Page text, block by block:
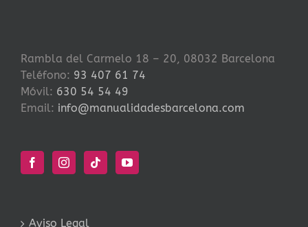
Rambla del Carmelo 18 – 20, 08032 Barcelona
Teléfono: 93 407 61 74
Móvil: 630 54 54 49
Email: info@manualidadesbarcelona.com
Aviso Legal